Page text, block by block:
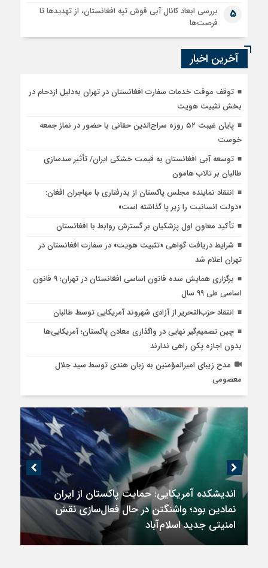
5
بررسی ابعاد کانال آبی قوش تپه افغانستان، از تهدیدها تا
فرصت‌ها
آخرین اخبار
توقف موقت خدمات سفارت افغانستان در تهران به‌دلیل ازدحام در
بخش تثبیت هویت
پایان غیبت ۵۲ روزه سراج‌الدین حقانی با حضور در نماز جمعه
خوست
توسعه آبی افغانستان به قیمت خشکی ایران/ تأثیر سدسازی
طالبان بر تالاب هامون
انتقاد نماینده مجلس پاکستان از بدرفتاری با مهاجران افغان:
«دولت انسانیت را زیر پا گذاشته است»
تأکید معاون اول پزشکیان بر گسترش روابط با افغانستان
شرایط دریافت گواهی «تثبیت هویت» در سفارت افغانستان در
تهران اعلام شد
برگزاری همایش سده قانون اساسی افغانستان در تهران؛ ۹ قانون
اساسی طی ۹۹ سال
انتقاد حزب‌التحریر از آزادی شهروند آمریکایی توسط طالبان
چین تصمیم‌گیر نهایی در واگذاری معادن پاکستان؛ آمریکایی‌ها
بدون اجازه پکن راهی ندارند
مدح زیبای امیرالمؤمنین به زبان هندی توسط سید جلال
معصومی
اندیشکده آمریکایی: حمایت پاکستان از ایران
نمادین بود؛ واشنگتن در حال فعال‌سازی نقش
امنیتی جدید اسلام‌آباد